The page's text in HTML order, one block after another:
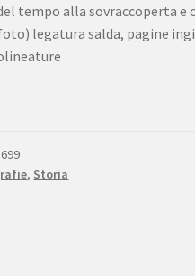
tempo alla sovraccoperta
legatura salda, pagine
, Storia